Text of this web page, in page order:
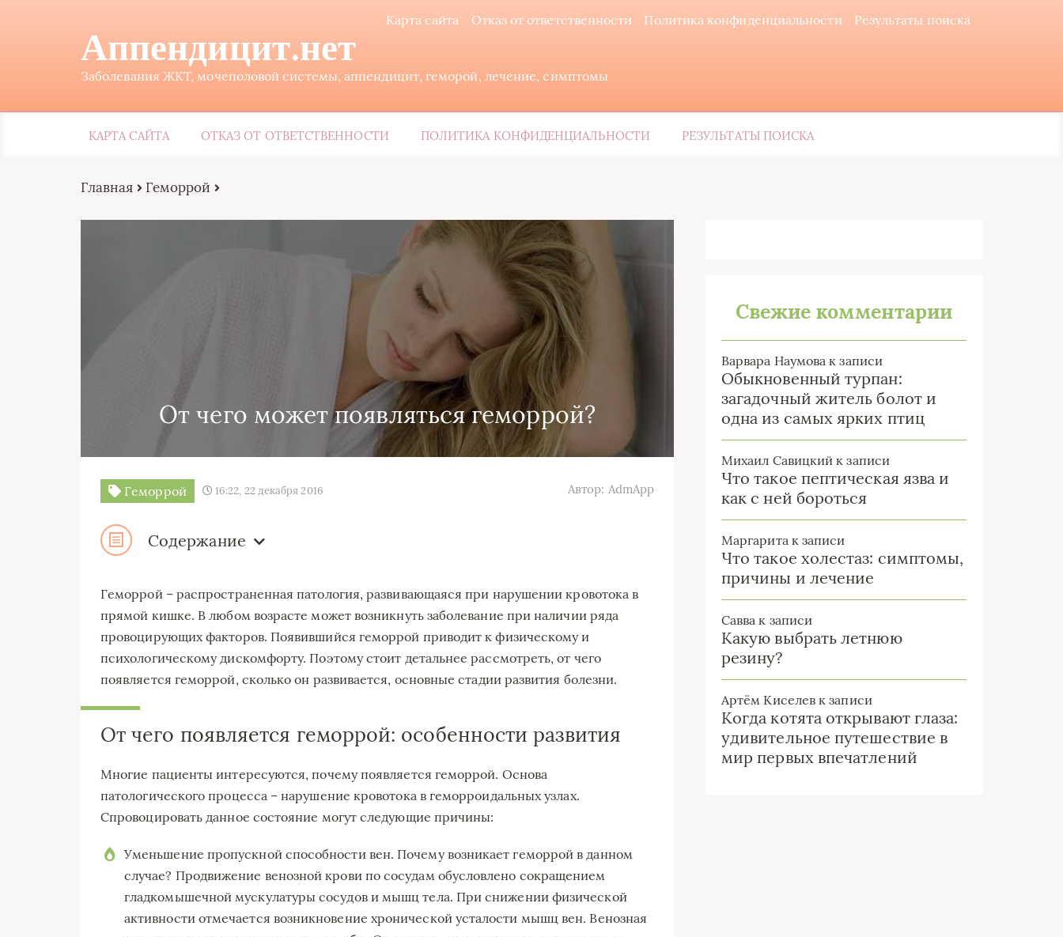
Карта сайта Отказ от ответственности Политика конфиденциальности Результаты поиска
Аппендицит.нет
Заболевания ЖКТ, мочеполовой системы, аппендицит, геморой, лечение, симптомы
КАРТА САЙТА ОТКАЗ ОТ ОТВЕТСТВЕННОСТИ ПОЛИТИКА КОНФИДЕНЦИАЛЬНОСТИ РЕЗУЛЬТАТЫ ПОИСКА
Главная Геморрой
От чего может появляться геморрой?
Геморрой 16:22, 22 декабря 2016 Автор: AdmApp
Содержание
Геморрой – распространенная патология, развивающаяся при нарушении кровотока в
прямой кишке. В любом возрасте может возникнуть заболевание при наличии ряда
провоцирующих факторов. Появившийся геморрой приводит к физическому и
психологическому дискомфорту. Поэтому стоит детальнее рассмотреть, от чего
появляется геморрой, сколько он развивается, основные стадии развития болезни.
От чего появляется геморрой: особенности развития
Многие пациенты интересуются, почему появляется геморрой. Основа
патологического процесса – нарушение кровотока в геморроидальных узлах.
Спровоцировать данное состояние могут следующие причины:
Уменьшение пропускной способности вен. Почему возникает геморрой в данном
случае? Продвижение венозной крови по сосудам обусловлено сокращением
гладкомышечной мускулатуры сосудов и мышц тела. При снижении физической
активности отмечается возникновение хронической усталости мышц вен. Венозная
Свежие комментарии
Варвара Наумова к записи
Обыкновенный турпан:
загадочный житель болот и
одна из самых ярких птиц
Михаил Савицкий к записи
Что такое пептическая язва и
как с ней бороться
Маргаритак записи
Что такое холестаз: симптомы,
причины и лечение
Савва к записи
Какую выбрать летнюю
резину?
Артём Киселев к записи
Когда котята открывают глаза:
удивительное путешествие в
мир первых впечатлений